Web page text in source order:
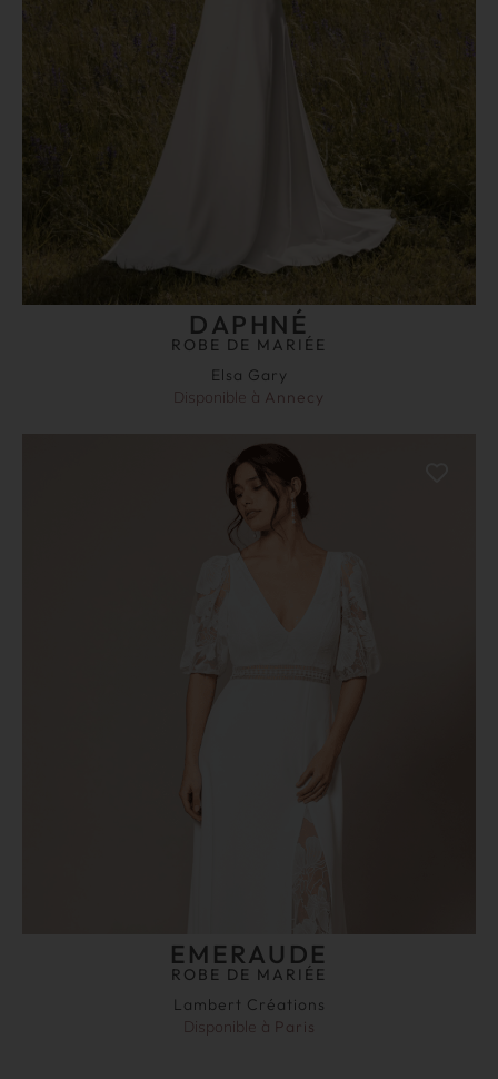
DAPHNÉ
ROBE DE MARIÉE
Elsa Gary
Disponible à Annecy
EMERAUDE
ROBE DE MARIÉE
Lambert Créations
Disponible à Paris